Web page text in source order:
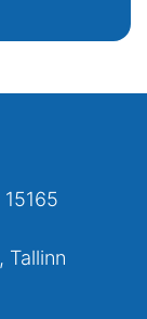
Tallinn